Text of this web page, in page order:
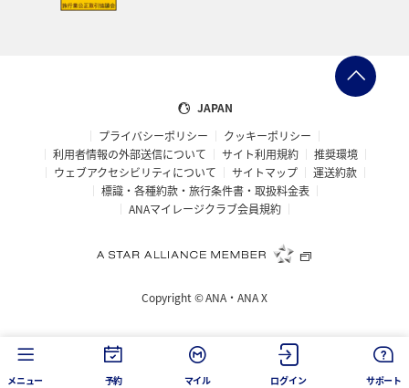
JAPAN
プライバシーポリシー
クッキーポリシー
利用者情報の外部送信について
サイト利用規約
推奨環境
ウェブアクセシビリティについて
サイトマップ
運送約款
標識・各種約款・旅行条件書・取扱料金表
ANAマイレージクラブ会員規約
Copyright ©ANA・ANA X
メニュー 予約 マイル ログイン サポート